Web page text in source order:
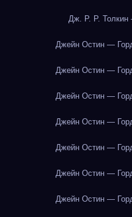
Дж. Р. Р. Толкин
Джейн Остин —
Джейн Остин —
Джейн Остин —
Джейн Остин —
Джейн Остин —
Джейн Остин —
Джейн Остин —